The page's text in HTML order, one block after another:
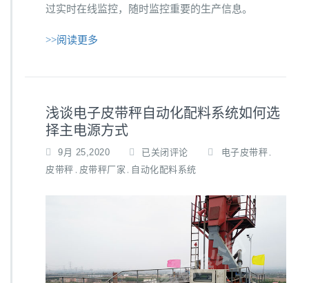
过实时在线监控，随时监控重要的生产信息。
>>阅读更多
浅谈电子皮带秤自动化配料系统如何选
择主电源方式
9月 25,2020
浅
谈
化
已关闭评论 电子皮带秤
皮带秤 皮带秤厂家 自动化配料系统